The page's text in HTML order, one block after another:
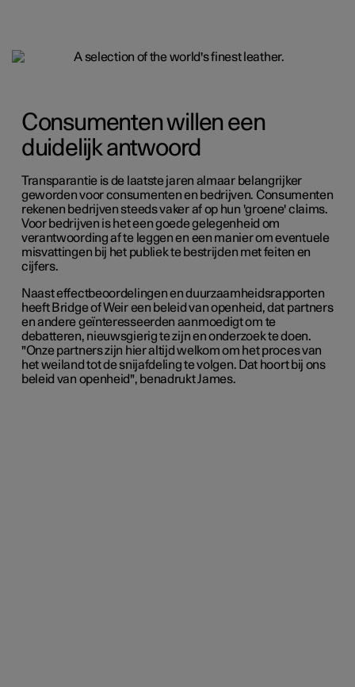
Consumenten willen een
duidelijk antwoord
Transparantie is de laatste jaren almaar belangrijker
geworden voor consumenten en bedrijven. Consumenten
rekenen bedrijven steeds vaker af op hun 'groene' claims.
Voor bedrijven is het een goede gelegenheid om
verantwoording af te leggen en een manier om eventuele
misvattingen bij het publiek te bestrijden met feiten en
cijfers.
Naast effectbeoordelingen en duurzaamheidsrapporten
heeft Bridge of Weir een beleid van openheid, dat partners
en andere geïnteresseerden aanmoedigt om te
debatteren, nieuwsgierig te zijn en onderzoek te doen.
"Onze partners zijn hier altijd welkom om het proces van
het weiland tot de snijafdeling te volgen. Dat hoort bij ons
beleid van openheid", benadrukt James.